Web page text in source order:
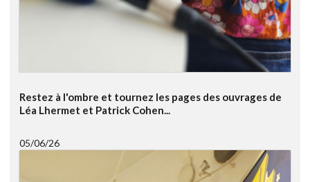
Restez à l'ombre et tournez les pages des ouvrages de
Léa Lhermet et Patrick Cohen...
05/06/26